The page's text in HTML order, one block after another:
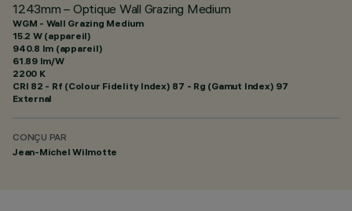
1243mm – Optique Wall Grazing Medium
WGM - Wall Grazing Medium
15.2 W (appareil)
940.8 lm (appareil)
61.89 lm/W
2200 K
CRI 82 - Rf (Colour Fidelity Index) 87 - Rg (Gamut Index) 97
External
CONÇU PAR
Jean-Michel Wilmotte